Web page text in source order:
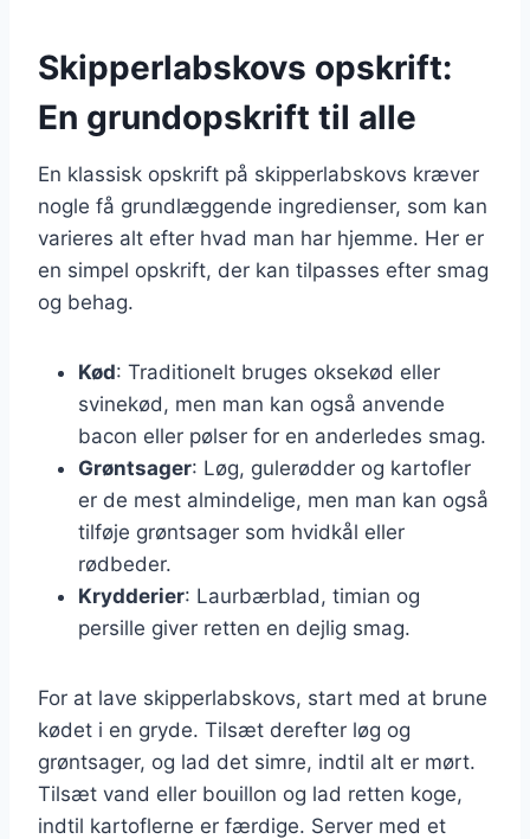
Skipperlabskovs opskrift:
En grundopskrift til alle
En klassisk opskrift på skipperlabskovs kræver
nogle få grundlæggende ingredienser, som kan
varieres alt efter hvad man har hjemme. Her er
en simpel opskrift, der kan tilpasses efter smag
og behag.
Kød: Traditionelt bruges oksekød eller
svinekød, men man kan også anvende
bacon eller pølser for en anderledes smag.
Grøntsager: Løg, gulerødder og kartofler
er de mest almindelige, men man kan også
tilføje grøntsager som hvidkål eller
rødbeder.
Krydderier: Laurbærblad, timian og
persille giver retten en dejlig smag.
For at lave skipperlabskovs, start med at brune
kødet i en gryde. Tilsæt derefter løg og
grøntsager, og lad det simre, indtil alt er mørt.
Tilsæt vand eller bouillon og lad retten koge,
indtil kartoflerne er færdige. Server med et